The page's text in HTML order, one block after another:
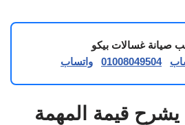
صيانة غسالات بيكو
01008049504 واتساب
يشرح قيمة المهمة